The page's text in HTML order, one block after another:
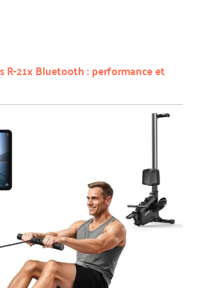
R-21x Bluetooth : performance et